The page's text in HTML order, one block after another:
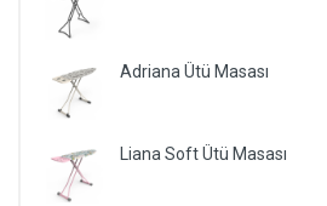
Adriana Ütü Masası
Liana Soft Ütü Masası